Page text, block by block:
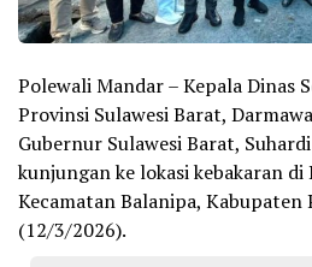
Polewali Mandar – Kepala Dinas
Provinsi Sulawesi Barat,
Gubernur Sulawesi Barat,
kunjungan ke lokasi kebakaran di
Kecamatan Balanipa, Kabupaten
(12/3/2026).